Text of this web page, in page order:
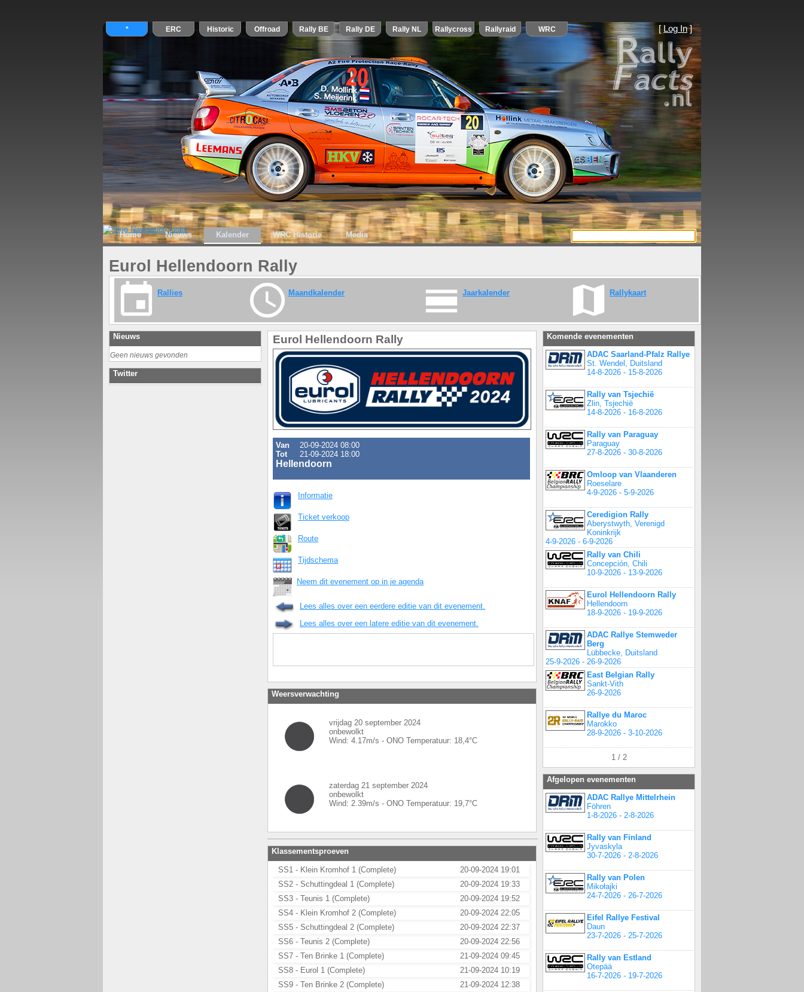
[ Log In]
Home Nieuws Kalender WRC Historie Media
Eurol Hellendoorn Rally
Rallies Maandkalender Jaarkalender Rallykaart
Nieuws
Geen nieuws gevonden
Twitter
Eurol Hellendoorn Rally
Van
20-09-2024 08:00
Tot
21-09-2024 18:00
Hellendoorn
Informatie
Ticket verkoop
Route
Tijdschema
Neem dit evenement op in je agenda
Lees alles over een eerdere editie van dit evenement.
Lees alles over een latere editie van dit evenement.
Weersverwachting
vrijdag 20 september 2024
onbewolkt
Wind: 4.17m/s - ONO Temperatuur: 18,4°C
zaterdag 21 september 2024
onbewolkt
Wind: 2.39m/s - ONO Temperatuur: 19,7°C
Klassementsproeven
SS1 - Klein Kromhof 1 (Complete)
20-09-2024 19:01
SS2 - Schuttingdeal 1 (Complete)
20-09-2024 19:33
SS3 - Teunis 1 (Complete)
20-09-2024 19:52
SS4 - Klein Kromhof 2 (Complete)
20-09-2024 22:05
SS5 - Schuttingdeal 2 (Complete)
20-09-2024 22:37
SS6 - Teunis 2 (Complete)
20-09-2024 22:56
SS7 - Ten Brinke 1 (Complete)
21-09-2024 09:45
SS8 - Eurol 1 (Complete)
21-09-2024 10:19
SS9 - Ten Brinke 2 (Complete)
21-09-2024 12:38
Komende evenementen
ADAC Saarland-Pfalz Rallye
St. Wendel, Duitsland
14-8-2026 - 15-8-2026
Rally van Tsjechië
Zlin, Tsjechië
14-8-2026 - 16-8-2026
Rally van Paraguay
Paraguay
27-8-2026 - 30-8-2026
Omloop van Vlaanderen
Roeselare
4-9-2026 - 5-9-2026
Ceredigion Rally
Aberystwyth, Verenigd
Koninkrijk
4-9-2026 - 6-9-2026
Rally van Chili
Concepción, Chili
10-9-2026 - 13-9-2026
Eurol Hellendoorn Rally
Hellendoorn
18-9-2026 - 19-9-2026
ADAC Rallye Stemweder
Berg
Lübbecke, Duitsland
25-9-2026 - 26-9-2026
East Belgian Rally
Sankt-Vith
26-9-2026
Rallye du Maroc
Marokko
28-9-2026 - 3-10-2026
1 / 2
Afgelopen evenementen
ADAC Rallye Mittelrhein
Föhren
1-8-2026 - 2-8-2026
Rally van Finland
Jyvaskyla
30-7-2026 - 2-8-2026
Rally van Polen
Mikołajki
24-7-2026 - 26-7-2026
Eifel Rallye Festival
Daun
23-7-2026 - 25-7-2026
Rally van Estland
Otepää
16-7-2026 - 19-7-2026